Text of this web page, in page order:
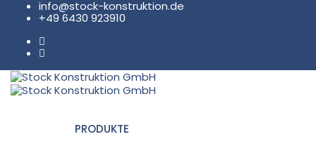
info@stock-konstruktion.de
+49 6430 923910
PRODUKTE